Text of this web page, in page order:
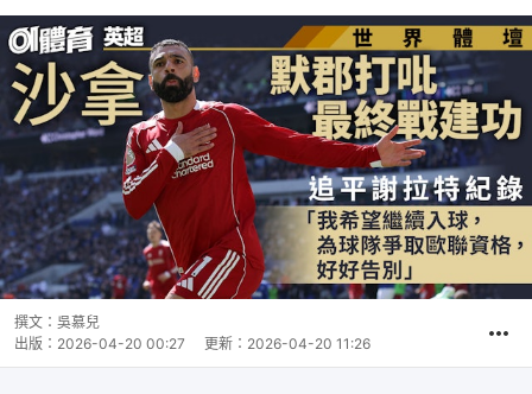
撰文： 吳慕兒
出版： 2026-04-20 00:27 更新： 2026-04-20 11:26